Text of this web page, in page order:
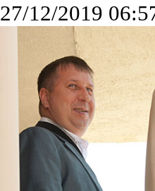
27/12/2019